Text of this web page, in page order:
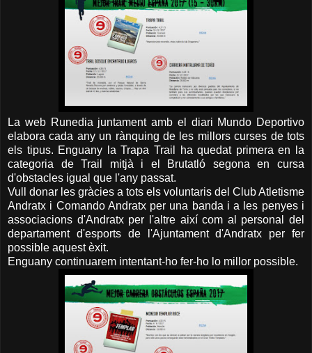
La web Runedia juntament amb el diari Mundo Deportivo
elabora cada any un rànquing de les millors curses de tots
els tipus. Enguany la Trapa Trail ha quedat primera en la
categoria de Trail mitjà i el Brutatló segona en cursa
d'obstacles igual que l'any passat.
Vull donar les gràcies a tots els voluntaris del Club Atletisme
Andratx i Comando Andratx per una banda i a les penyes i
associacions d'Andratx per l'altre així com al personal del
departament d'esports de l'Ajuntament d'Andratx per fer
possible aquest èxit.
Enguany continuarem intentant-ho fer-ho lo millor possible.